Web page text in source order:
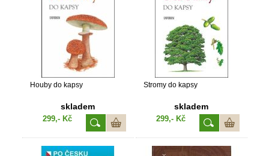
Houby do kapsy
skladem
299,- Kč
Stromy do kapsy
skladem
299,- Kč